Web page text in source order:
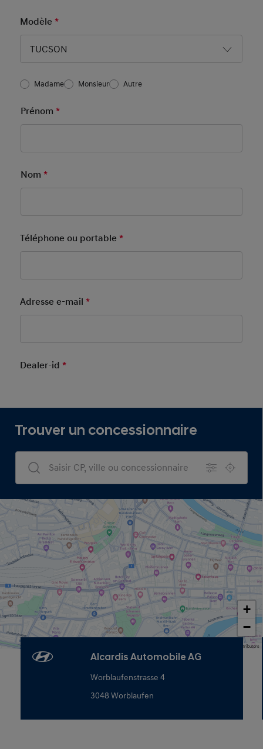
Modèle*
TUCSON
Salutation
Madame Monsieur Autre
Prénom *Mandatory Field
Nom *Mandatory Field
Téléphone ou portable*
Adresse e-mail*
Dealer-id*
+
−
Map data © OpenStreetMap contributors
Trouver un concessionnaire
Dealers Search
Alcardis Automobile AG
Worblaufenstrasse 4
3048 Worblaufen